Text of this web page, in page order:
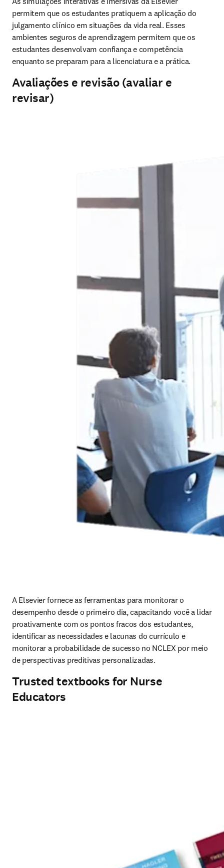
permitem que os estudantes pratiquem a aplicação do
julgamento clínico em situações da vida real. Esses
ambientes seguros de aprendizagem permitem que os
estudantes desenvolvam confiança e competência
enquanto se preparam para a licenciatura e a prática.
Avaliações e revisão (avaliar e
revisar)
A Elsevier fornece as ferramentas para monitorar o
desempenho desde o primeiro dia, capacitando você a lidar
proativamente com os pontos fracos dos estudantes,
identificar as necessidades e lacunas do currículo e
monitorar a probabilidade de sucesso no NCLEX por meio
de perspectivas preditivas personalizadas.
Trusted textbooks for Nurse
Educators